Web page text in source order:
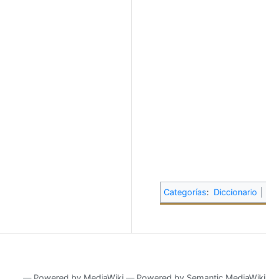
Categorías: Diccionario